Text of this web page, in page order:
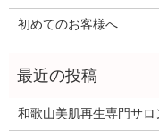
初めてのお客様へ
和歌山美肌再生専門サ